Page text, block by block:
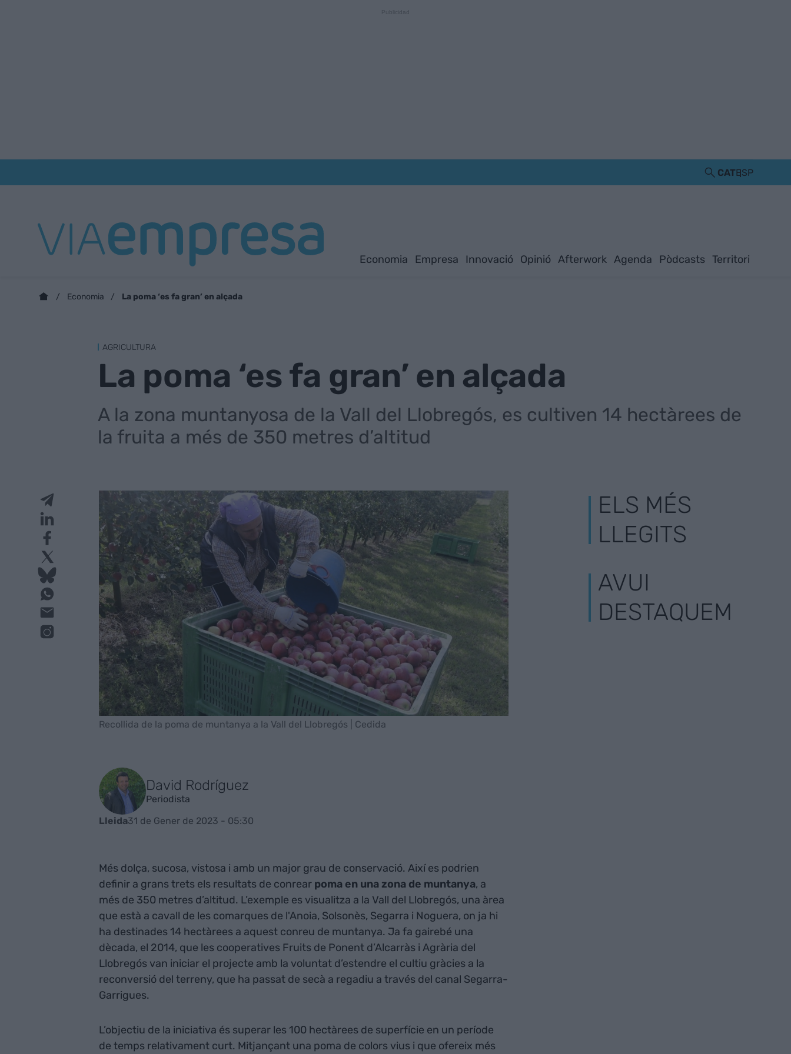
CATESP
Economia Empresa Innovació Opinió Afterwork Agenda Pòdcasts Territori
Economia La poma ‘es fa gran’ en alçada
AGRICULTURA
La poma ‘es fa gran’ en alçada
A la zona muntanyosa de la Vall del Llobregós, es cultiven 14 hectàrees de
la fruita a més de 350 metres d’altitud
Recollida de la poma de muntanya a la Vall del Llobregós | Cedida
David Rodríguez
Periodista
Lleida31 de Gener de 2023 - 05:30
Més dolça, sucosa, vistosa i amb un major grau de conservació. Així es podrien
definir a grans trets els resultats de conrear poma en una zona de muntanya, a
més de 350 metres d’altitud. L’exemple es visualitza a la Vall del Llobregós, una àrea
que està a cavall de les comarques de l'Anoia, Solsonès, Segarra i Noguera, on ja hi
ha destinades 14 hectàrees a aquest conreu de muntanya. Ja fa gairebé una
dècada, el 2014, que les cooperatives Fruits de Ponent d’Alcarràs i Agrària del
Llobregós van iniciar el projecte amb la voluntat d’estendre el cultiu gràcies a la
reconversió del terreny, que ha passat de secà a regadiu a través del canal Segarra-
Garrigues.
L’objectiu de la iniciativa és superar les 100 hectàrees de superfície en un període
de temps relativament curt. Mitjançant una poma de colors vius i que ofereix més
ELS MÉS
LLEGITS
AVUI
DESTAQUEM